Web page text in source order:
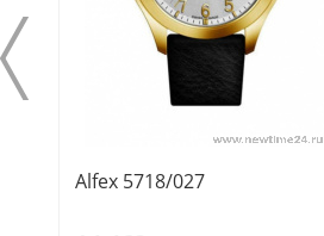
Alfex 5718/027